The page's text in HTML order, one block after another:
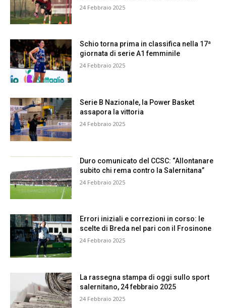
24 Febbraio 2025
Schio torna prima in classifica nella 17ª
giornata di serie A1 femminile
24 Febbraio 2025
Serie B Nazionale, la Power Basket
assapora la vittoria
24 Febbraio 2025
Duro comunicato del CCSC: “Allontanare
subito chi rema contro la Salernitana”
24 Febbraio 2025
Errori iniziali e correzioni in corso: le
scelte di Breda nel pari con il Frosinone
24 Febbraio 2025
La rassegna stampa di oggi sullo sport
salernitano, 24 febbraio 2025
24 Febbraio 2025